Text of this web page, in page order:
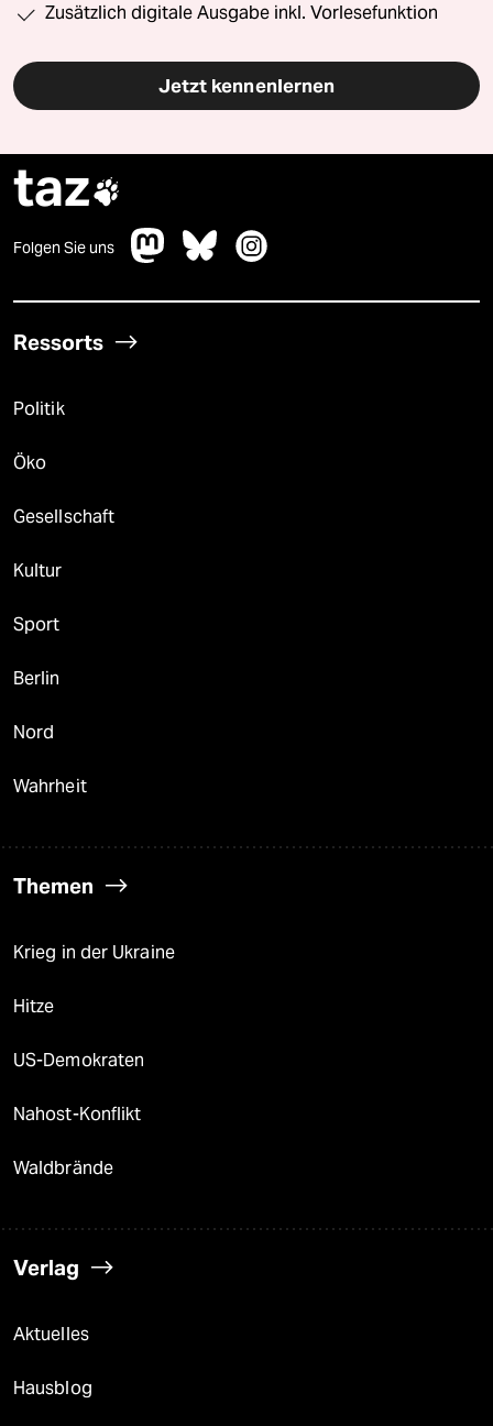
Zusätzlich digitale Ausgabe inkl. Vorlesefunktion
Jetzt kennenlernen
taz
Folgen Sie uns
Ressorts
Politik
Öko
Gesellschaft
Kultur
Sport
Berlin
Nord
Wahrheit
Themen
Krieg in der Ukraine
Hitze
US-Demokraten
Nahost-Konflikt
Waldbrände
Verlag
Aktuelles
Hausblog